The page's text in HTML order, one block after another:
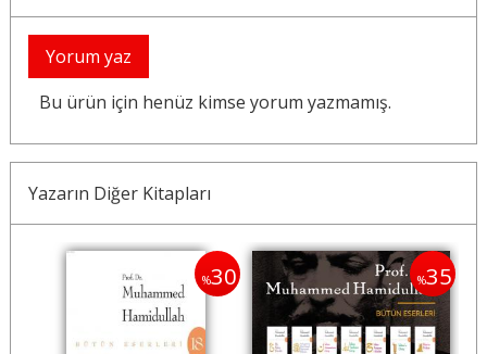
Yorum yaz
Bu ürün için henüz kimse yorum yazmamış.
Yazarın Diğer Kitapları
%30 %35